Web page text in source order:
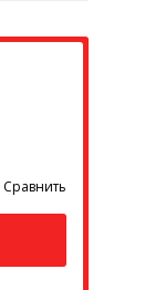
Сравнить